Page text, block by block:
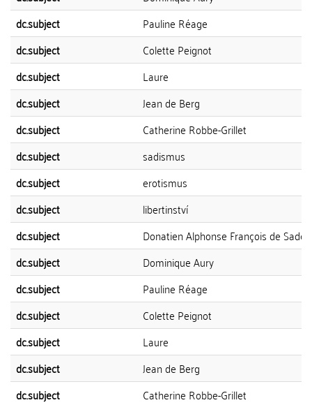
dc.subject
Pauline Réage
dc.subject
Colette Peignot
dc.subject
Laure
dc.subject
Jean de Berg
dc.subject
Catherine Robbe-Grillet
dc.subject
sadismus
dc.subject
erotismus
dc.subject
libertinství
dc.subject
Donatien Alphonse François de Sade
dc.subject
Dominique Aury
dc.subject
Pauline Réage
dc.subject
Colette Peignot
dc.subject
Laure
dc.subject
Jean de Berg
dc.subject
Catherine Robbe-Grillet